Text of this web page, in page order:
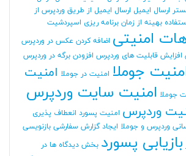
ارسال ایمیل ارسال ایمیل از طریق وردپرس از
بهینه از زمان برنامه ریزی اسپردشیت
امنیتی اضافه کردن عکس در وردپرس
افزایش قابلیت های وردپرس افزودن برگه در وردپرس
جوملا امنیت در جوملا امنیت
جوملا امنیت سایت وردپرس
وردپرس امنیت پسورد انعطاف پذیری
وردپرس و جوملا ایجاد گزارش سفارشی بازنویسی
بازیابی پسورد بخش دیدگاه ها در